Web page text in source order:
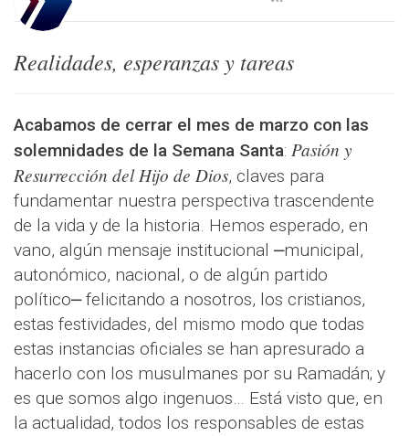
Realidades, esperanzas y tareas
Acabamos de cerrar el mes de marzo con las
solemnidades de la Semana Santa: Pasión y
Resurrección del Hijo de Dios, claves para
fundamentar nuestra perspectiva trascendente
de la vida y de la historia. Hemos esperado, en
vano, algún mensaje institucional ⎼municipal,
autonómico, nacional, o de algún partido
político⎼ felicitando a nosotros, los cristianos,
estas festividades, del mismo modo que todas
estas instancias oficiales se han apresurado a
hacerlo con los musulmanes por su Ramadán; y
es que somos algo ingenuos… Está visto que, en
la actualidad, todos los responsables de estas